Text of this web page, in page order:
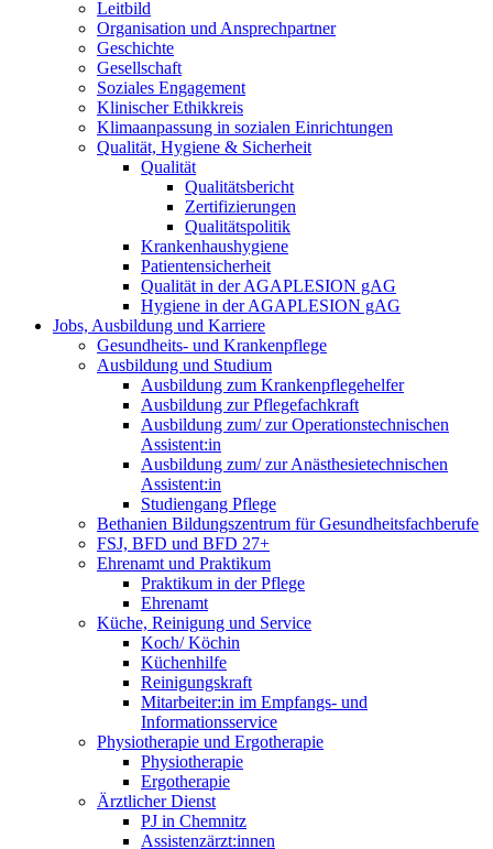
Leitbild
Organisation und Ansprechpartner
Geschichte
Gesellschaft
Soziales Engagement
Klinischer Ethikkreis
Klimaanpassung in sozialen Einrichtungen
Qualität, Hygiene & Sicherheit
Qualität
Qualitätsbericht
Zertifizierungen
Qualitätspolitik
Krankenhaushygiene
Patientensicherheit
Qualität in der AGAPLESION gAG
Hygiene in der AGAPLESION gAG
Jobs, Ausbildung und Karriere
Gesundheits- und Krankenpflege
Ausbildung und Studium
Ausbildung zum Krankenpflegehelfer
Ausbildung zur Pflegefachkraft
Ausbildung zum/ zur Operationstechnischen
Assistent:in
Ausbildung zum/ zur Anästhesietechnischen
Assistent:in
Studiengang Pflege
Bethanien Bildungszentrum für Gesundheitsfachberufe
FSJ, BFD und BFD 27+
Ehrenamt und Praktikum
Praktikum in der Pflege
Ehrenamt
Küche, Reinigung und Service
Koch/ Köchin
Küchenhilfe
Reinigungskraft
Mitarbeiter:in im Empfangs- und
Informationsservice
Physiotherapie und Ergotherapie
Physiotherapie
Ergotherapie
Ärztlicher Dienst
PJ in Chemnitz
Assistenzärzt:innen